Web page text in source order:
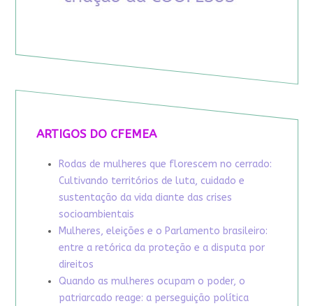
ARTIGOS DO CFEMEA
Rodas de mulheres que florescem no cerrado:
Cultivando territórios de luta, cuidado e
sustentação da vida diante das crises
socioambientais
Mulheres, eleições e o Parlamento brasileiro:
entre a retórica da proteção e a disputa por
direitos
Quando as mulheres ocupam o poder, o
patriarcado reage: a perseguição política